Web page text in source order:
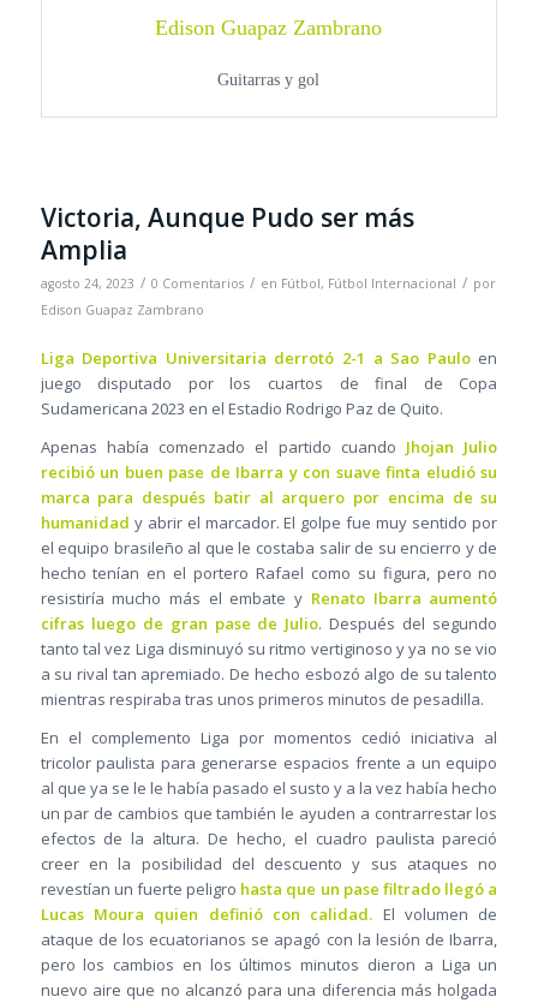
Edison Guapaz Zambrano
Guitarras y gol
Victoria, Aunque Pudo ser más
Amplia
agosto 24, 2023 / 0 Comentarios / en Fútbol, Fútbol Internacional / por
Edison Guapaz Zambrano
Liga Deportiva Universitaria derrotó 2-1 a Sao Pauloen
juego disputado por los cuartos de final de Copa
Sudamericana 2023 en el Estadio Rodrigo Paz de Quito.
Apenas había comenzado el partido cuando Jhojan Julio
recibió un buen pase de Ibarra y con suave finta eludió su
marca para después batir al arquero por encima de su
humanidad y abrir el marcador. El golpe fue muy sentido por
el equipo brasileño al que le costaba salir de su encierro y de
hecho tenían en el portero Rafael como su figura, pero no
resistiría mucho más el embate y Renato Ibarra aumentó
cifras luego de gran pase de Julio. Después del segundo
tanto tal vez Liga disminuyó su ritmo vertiginoso y ya no se vio
a su rival tan apremiado. De hecho esbozó algo de su talento
mientras respiraba tras unos primeros minutos de pesadilla.
En el complemento Liga por momentos cedió iniciativa al
tricolor paulista para generarse espacios frente a un equipo
al que ya se le le había pasado el susto y a la vez había hecho
un par de cambios que también le ayuden a contrarrestar los
efectos de la altura. De hecho, el cuadro paulista pareció
creer en la posibilidad del descuento y sus ataques no
revestían un fuerte peligro hasta que un pase filtrado llegó a
Lucas Moura quien definió con calidad. El volumen de
ataque de los ecuatorianos se apagó con la lesión de Ibarra,
pero los cambios en los últimos minutos dieron a Liga un
nuevo aire que no alcanzó para una diferencia más holgada